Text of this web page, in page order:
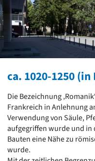
David Chipperfield
Harald Deilmann
Gottfried Böhm
Schneider von
Peter Behrens
Auszeichnung
Epochen
Gesamtübersicht...
Gegenwart
Postmoderne
1950er-70er Jahre
Moderne
Reformarchitektur
ca. 1020-1250
Die Bezeichnung
Frankreich in Anlehnung
Verwendung von Säule,
aufgegriffen wurde und
Bauten eine Nähe zu
wurde.